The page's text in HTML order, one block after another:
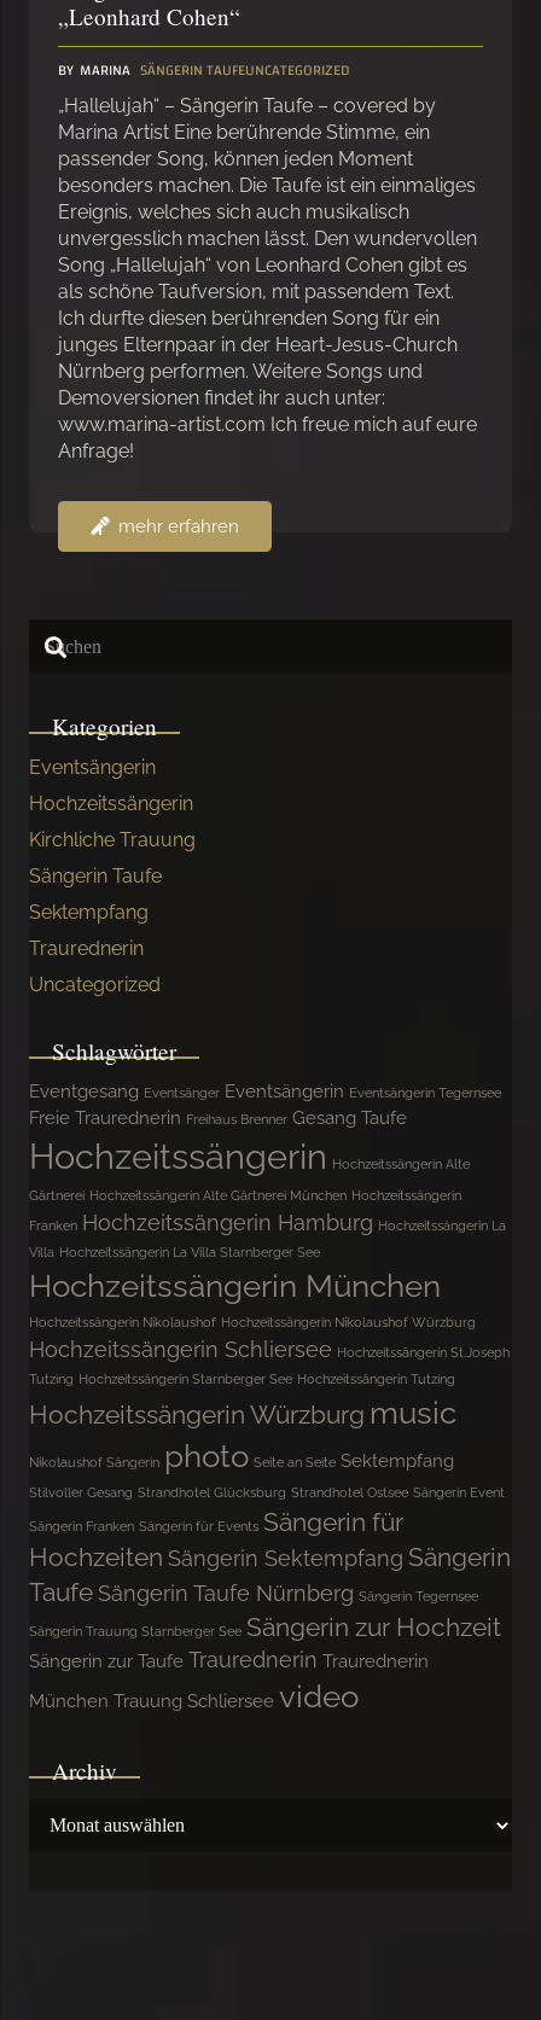
„Leonhard Cohen“
BY MARINA SÄNGERIN TAUFEUNCATEGORIZED
„Hallelujah“ – Sängerin Taufe – covered by
Marina Artist Eine berührende Stimme, ein
passender Song, können jeden Moment
besonders machen. Die Taufe ist ein einmaliges
Ereignis, welches sich auch musikalisch
unvergesslich machen lässt. Den wundervollen
Song „Hallelujah“ von Leonhard Cohen gibt es
als schöne Taufversion, mit passendem Text.
Ich durfte diesen berührenden Song für ein
junges Elternpaar in der Heart-Jesus-Church
Nürnberg performen. Weitere Songs und
Demoversionen findet ihr auch unter:
www.marina-artist.com Ich freue mich auf eure
Anfrage!
mehr erfahren
Kategorien
Eventsängerin
Hochzeitssängerin
Kirchliche Trauung
Sängerin Taufe
Sektempfang
Traurednerin
Uncategorized
Schlagwörter
Eventgesang Eventsänger Eventsängerin Eventsängerin Tegernsee
Freie Traurednerin Freihaus Brenner Gesang Taufe
Hochzeitssängerin Hochzeitssängerin Alte
Gärtnerei Hochzeitssängerin Alte Gärtnerei München Hochzeitssängerin
Franken Hochzeitssängerin Hamburg Hochzeitssängerin La
Villa Hochzeitssängerin La Villa Starnberger See
Hochzeitssängerin München
Hochzeitssängerin Nikolaushof Hochzeitssängerin Nikolaushof Würzburg
Hochzeitssängerin Schliersee Hochzeitssängerin St.Joseph
Tutzing Hochzeitssängerin Starnberger See Hochzeitssängerin Tutzing
Hochzeitssängerin Würzburg music
Nikolaushof Sängerin photo Seite an Seite Sektempfang
Stilvoller Gesang Strandhotel Glücksburg Strandhotel Ostsee Sängerin Event
Sängerin Franken Sängerin für Events Sängerin für
Hochzeiten Sängerin Sektempfang Sängerin
Taufe Sängerin Taufe Nürnberg Sängerin Tegernsee
Sängerin Trauung Starnberger See Sängerin zur Hochzeit
Sängerin zur Taufe Traurednerin Traurednerin
München Trauung Schliersee video
Archiv